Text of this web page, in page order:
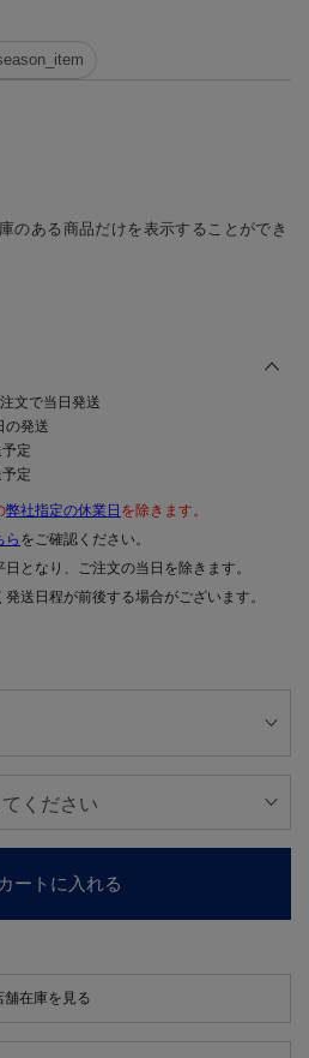
のある商品だけを表示することができ
文で当日発送
の発送
定
定
弊社指定の休業日 を除きます。
ら をご確認ください。
となり、ご注文の当日を除きます。
送日程が前後する場合がございます。
カートに入れる
舗在庫を見る